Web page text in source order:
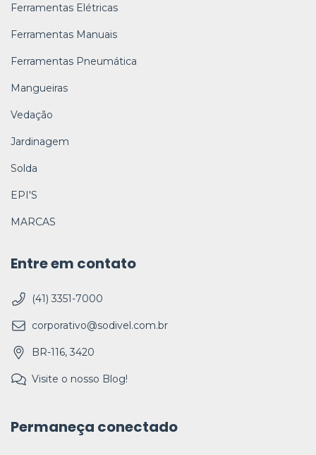
Ferramentas Elétricas
Ferramentas Manuais
Ferramentas Pneumática
Mangueiras
Vedação
Jardinagem
Solda
EPI'S
MARCAS
Entre em contato
(41) 3351-7000
corporativo@sodivel.com.br
BR-116, 3420
Visite o nosso Blog!
Permaneça conectado